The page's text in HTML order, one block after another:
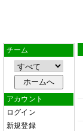
チーム
アカウント
ログイン
新規登録